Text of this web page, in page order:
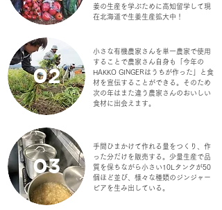
姜の生産を学ぶために高知留学して現
在北海道で生姜生産拡大中！
小さな有機農家さんを単一農家で使用
することで農家さん自身も「今年の
HAKKO GINGERはうち が作った 」と食
材を宣伝することができる。そのため
次の年はまた違う農家さんのおいしい
食材に出会えます。
02
​手間ひまかけて作れる量をつくり、作
った分だけを販売する。少量生産で品
質を保ちながら小さい10Lタンクが50
個ほど並び、様々な種類のジンジャー
ビアを生み出している。
03